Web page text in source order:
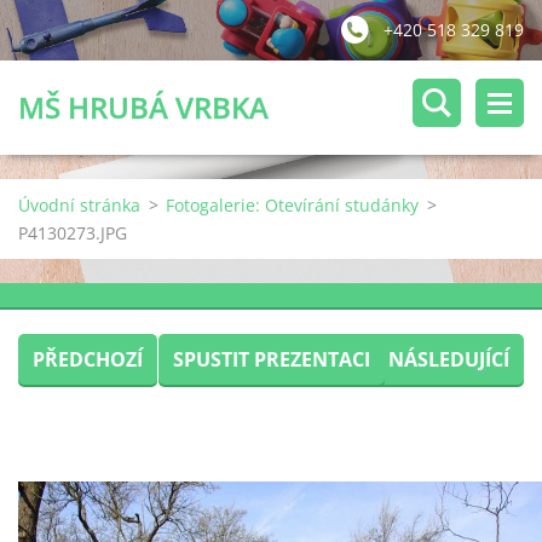
+420 518 329 819
MŠ HRUBÁ VRBKA
Úvodní stránka > Fotogalerie: Otevírání studánky >
P4130273.JPG
PŘEDCHOZÍ SPUSTIT PREZENTACI NÁSLEDUJÍCÍ